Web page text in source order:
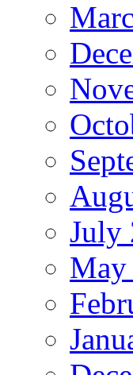
July
May